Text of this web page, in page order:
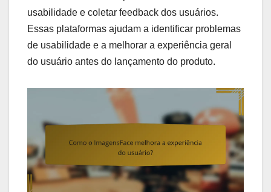
usabilidade e coletar feedback dos usuários.
Essas plataformas ajudam a identificar problemas
de usabilidade e a melhorar a experiência geral
do usuário antes do lançamento do produto.